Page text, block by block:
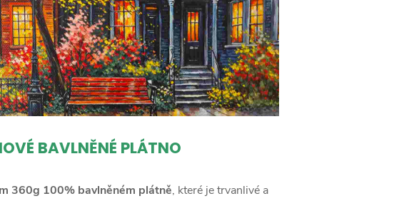
BAVLNĚNÉ PLÁTNO
360g 100% bavlněném plátně, které je trvanlivé a